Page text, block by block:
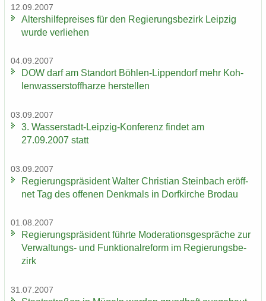
12.09.2007
Al­ters­hil­fe­prei­ses für den Re­gie­rungs­be­zirk Leip­zig
wurde ver­lie­hen
04.09.2007
DOW darf am Stand­ort Böhlen-​Lippendorf mehr Koh­
len­was­ser­stoff­har­ze her­stel­len
03.09.2007
3. Wasserstadt-​Leipzig-Konferenz fin­det am
27.09.2007 statt
03.09.2007
Re­gie­rungs­prä­si­dent Wal­ter Chris­ti­an Stein­bach er­öff­
net Tag des of­fe­nen Denk­mals in Dorf­kir­che Bro­dau
01.08.2007
Re­gie­rungs­prä­si­dent führ­te Mo­de­ra­ti­ons­ge­sprä­che zur
Verwaltungs-​ und Funk­tio­nal­re­form im Re­gie­rungs­be­
zirk
31.07.2007